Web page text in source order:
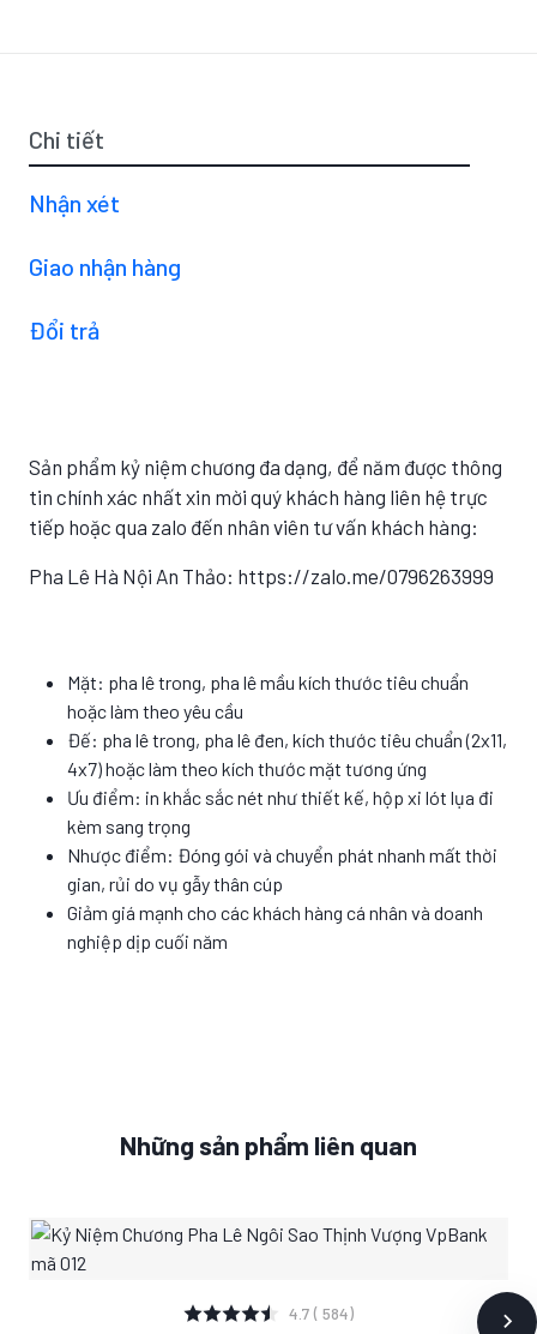
Chi tiết
Nhận xét
Giao nhận hàng
Đổi trả
Sản phẩm kỷ niệm chương đa dạng, để năm được thông
tin chính xác nhất xin mời quý khách hàng liên hệ trực
tiếp hoặc qua zalo đến nhân viên tư vấn khách hàng:
Pha Lê Hà Nội An Thảo: https://zalo.me/0796263999
Mặt: pha lê trong, pha lê mầu kích thước tiêu chuẩn
hoặc làm theo yêu cầu
Đế: pha lê trong, pha lê đen, kích thước tiêu chuẩn (2x11,
4x7) hoặc làm theo kích thước mặt tương ứng
Ưu điểm: in khắc sắc nét như thiết kế, hộp xi lót lụa đi
kèm sang trọng
Nhược điểm: Đóng gói và chuyển phát nhanh mất thời
gian, rủi do vụ gẫy thân cúp
Giảm giá mạnh cho các khách hàng cá nhân và doanh
nghiệp dịp cuối năm
Những sản phẩm liên quan
XEM CHI TIẾT4.7 ( 584)